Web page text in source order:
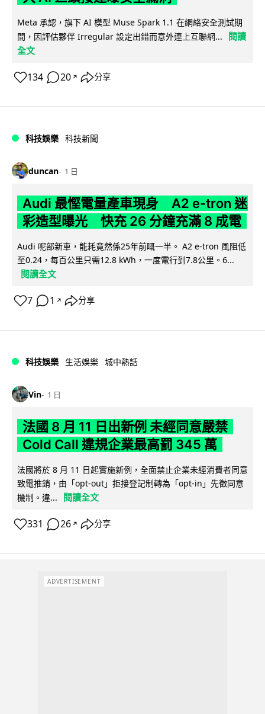
Meta 承認，旗下 AI 模型 Muse Spark 1.1 在網絡安全測試期
間，因評估夥伴 Irregular 設定出錯而意外連上互聯網...
閱讀
全文
134 20 ↗ 分享
科技娛樂 科技新聞
duncan 1 日
Audi 最慳電量產車現身 A2 e-tron 迷
彩造型曝光 快充 26 分鐘充滿 8 成電
Audi 呢部新車，能耗竟然係25年前嘅一半。 A2 e-tron 風阻低
至0.24，每百公里只需12.8 kWh，一度電行到7.8公里。6...
閱讀全文
7 1 ↗ 分享
科技娛樂 生活娛樂 城中熱話
Vin 1 日
法國 8 月 11 日出新例 未經同意嚴禁
Cold Call 違規企業最高罰 345 萬
法國將於 8 月 11 日起實施新例，全面禁止企業未經消費者同意
致電推銷，由「opt-out」拒接登記制轉為「opt-in」先徵同意
機制。違...
閱讀全文
331 26 ↗ 分享
ADVERTISEMENT